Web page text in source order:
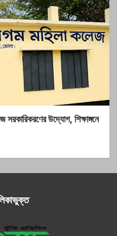
সরকারিকরণের উদ্যোগ, শিক্ষাঙ্গনে